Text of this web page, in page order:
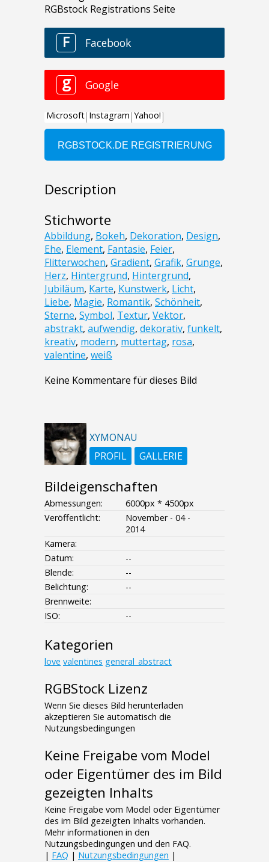
Description
Stichworte
Abbildung, Bokeh, Dekoration, Design,
Ehe, Element, Fantasie, Feier,
Flitterwochen, Gradient, Grafik, Grunge,
Herz, Hintergrund, Hintergrund,
Jubiläum, Karte, Kunstwerk, Licht,
Liebe, Magie, Romantik, Schönheit,
Sterne, Symbol, Textur, Vektor,
abstrakt, aufwendig, dekorativ, funkelt,
kreativ, modern, muttertag, rosa,
valentine, weiß
Keine Kommentare für dieses Bild
XYMONAU
PROFIL
GALLERIE
Bildeigenschaften
Abmessungen:
6000px * 4500px
Veröffentlicht:
November - 04 -
2014
Kamera:
Datum:
--
Blende:
--
Belichtung:
--
Brennweite:
ISO:
--
Kategorien
love valentines general_abstract
RGBStock Lizenz
Wenn Sie dieses Bild herunterladen
akzeptieren Sie automatisch die
Nutzungsbedingungen
Keine Freigabe vom Model
oder Eigentümer des im Bild
gezeigten Inhalts
Keine Freigabe vom Model oder Eigentümer
des im Bild gezeigten Inhalts vorhanden.
Mehr informationen in den
Nutzungsbedingungen und den FAQ.
| FAQ | Nutzungsbedingungen |